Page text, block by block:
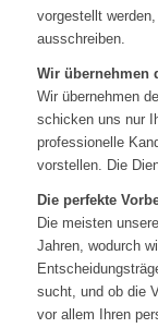
vorgestellt
ausschreiben.
Wir übernehmen
Wir übernehmen
schicken uns nur
professionelle
vorstellen. Die
Die perfekte
Die meisten
Jahren, wodurch
sucht, und ob die
vor allem Ihren